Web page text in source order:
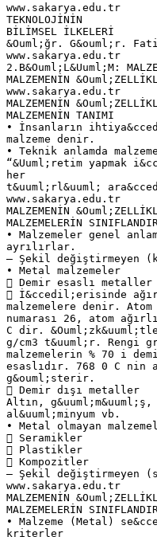
www.sakarya.edu.tr
TEKNOLOJİNİN
BİLİMSEL İLKELERİ
&Ouml;ğr. G&ouml;r. Fatih
www.sakarya.edu.tr
2.B&Ouml;L&Uuml;M:
MALZEMENİN
www.sakarya.edu.tr
MALZEMENİN
MALZEMENİN TANIMI
• İnsanların
malzeme denir.
• Teknik anlamda
“&Uuml;retim yapmak
her
t&uuml;rl&uuml;
www.sakarya.edu.tr
MALZEMENİN
MALZEMELERİN
• Malzemeler genel
ayrılırlar.
– Şekil değiştirmeyen
• Metal malzemeler
 Demir esaslı metaller
 İ&ccedil;erisinde
malzemelere denir. Atom
numarası 26, atom
C dir.
g/cm3 t&uuml;r. Rengi
malzemelerin % 70 i
esaslıdır. 768 0 C nin
g&ouml;sterir.
 Demir dışı metaller
Altın,
al&uuml;minyum vb.
• Metal olmayan
 Seramikler
 Plastikler
 Kompozitler
– Şekil değiştirmeyen
www.sakarya.edu.tr
MALZEMENİN
MALZEMELERİN
• Malzeme (Metal)
kriterler